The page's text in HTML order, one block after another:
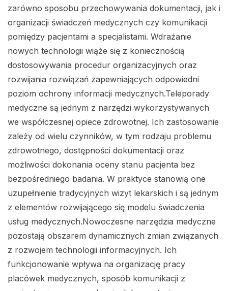
zarówno sposobu przechowywania dokumentacji, jak i
organizacji świadczeń medycznych czy komunikacji
pomiędzy pacjentami a specjalistami. Wdrażanie
nowych technologii wiąże się z koniecznością
dostosowywania procedur organizacyjnych oraz
rozwijania rozwiązań zapewniających odpowiedni
poziom ochrony informacji medycznych.Teleporady
medyczne są jednym z narzędzi wykorzystywanych
we współczesnej opiece zdrowotnej. Ich zastosowanie
zależy od wielu czynników, w tym rodzaju problemu
zdrowotnego, dostępności dokumentacji oraz
możliwości dokonania oceny stanu pacjenta bez
bezpośredniego badania. W praktyce stanowią one
uzupełnienie tradycyjnych wizyt lekarskich i są jednym
z elementów rozwijającego się modelu świadczenia
usług medycznych.Nowoczesne narzędzia medyczne
pozostają obszarem dynamicznych zmian związanych
z rozwojem technologii informacyjnych. Ich
funkcjonowanie wpływa na organizację pracy
placówek medycznych, sposób komunikacji z